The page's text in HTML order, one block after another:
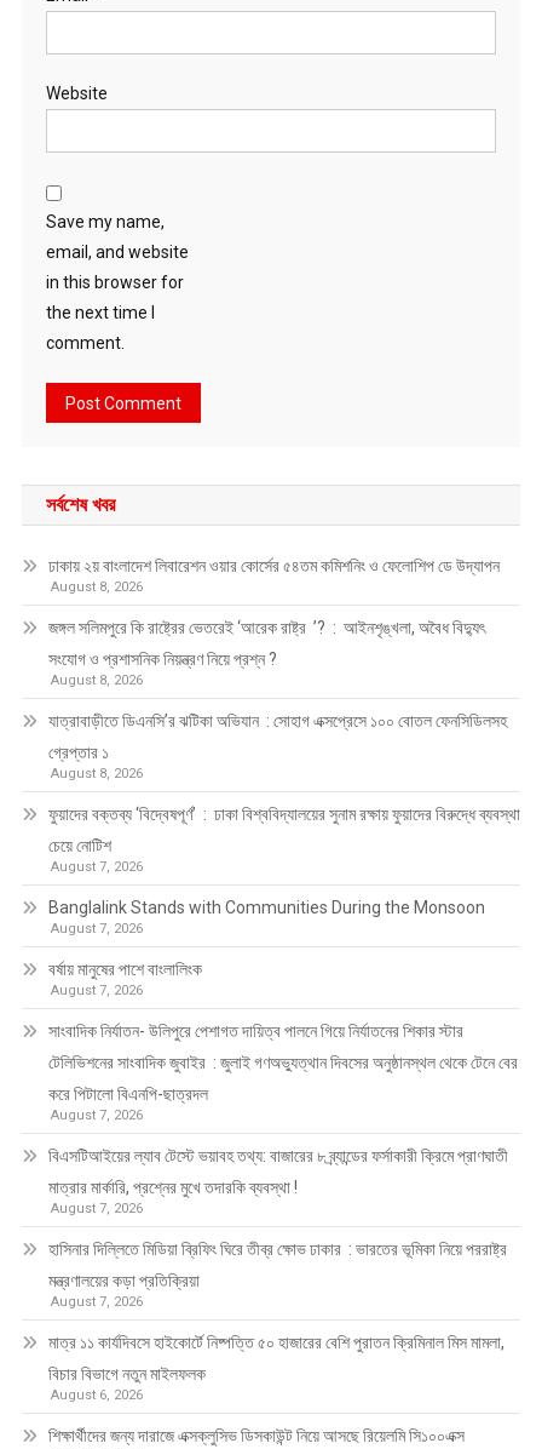
Website
Save my name,
email, and website
in this browser for
the next time I
comment.
সর্বশেষ খবর
ঢাকায় ২য় বাংলাদেশ লিবারেশন ওয়ার কোর্সের ৫৪তম কমিশনিং ও ফেলোশিপ ডে উদ্‌যাপন
August 8, 2026
জঙ্গল সলিমপুরে কি রাষ্ট্রের ভেতরেই ‘আরেক রাষ্ট্র ’? : আইনশৃঙ্খলা, অবৈধ বিদ্যুৎ
সংযোগ ও প্রশাসনিক নিয়ন্ত্রণ নিয়ে প্রশ্ন ?
August 8, 2026
যাত্রাবাড়ীতে ডিএনসি’র ঝটিকা অভিযান : সোহাগ এক্সপ্রেসে ১০০ বোতল ফেনসিডিলসহ
গ্রেপ্তার ১
August 8, 2026
ফুয়াদের বক্তব্য ‘বিদ্বেষপূর্ণ’ : ঢাকা বিশ্ববিদ্যালয়ের সুনাম রক্ষায় ফুয়াদের বিরুদ্ধে ব্যবস্থা
চেয়ে নোটিশ
August 7, 2026
Banglalink Stands with Communities During the Monsoon
August 7, 2026
বর্ষায় মানুষের পাশে বাংলালিংক
August 7, 2026
সাংবাদিক নির্যাতন- উলিপুরে পেশাগত দায়িত্ব পালনে গিয়ে নির্যাতনের শিকার স্টার
টেলিভিশনের সাংবাদিক জুবাইর : জুলাই গণঅভ্যুত্থান দিবসের অনুষ্ঠানস্থল থেকে টেনে বের
করে পিটালো বিএনপি-ছাত্রদল
August 7, 2026
বিএসটিআইয়ের ল্যাব টেস্টে ভয়াবহ তথ্য: বাজারের ৮ ব্র্যান্ডের ফর্সাকারী ক্রিমে প্রাণঘাতী
মাত্রার মার্কারি, প্রশ্নের মুখে তদারকি ব্যবস্থা !
August 7, 2026
হাসিনার দিল্লিতে মিডিয়া ব্রিফিং ঘিরে তীব্র ক্ষোভ ঢাকার : ভারতের ভূমিকা নিয়ে পররাষ্ট্র
মন্ত্রণালয়ের কড়া প্রতিক্রিয়া
August 7, 2026
মাত্র ১১ কার্যদিবসে হাইকোর্টে নিষ্পত্তি ৫০ হাজারের বেশি পুরাতন ক্রিমিনাল মিস মামলা,
বিচার বিভাগে নতুন মাইলফলক
August 6, 2026
শিক্ষার্থীদের জন্য দারাজে এক্সক্লুসিভ ডিসকাউন্ট নিয়ে আসছে রিয়েলমি সি১০০এক্স